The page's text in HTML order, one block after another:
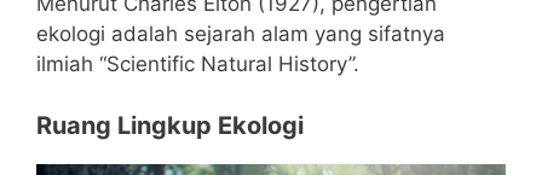
ekologi adalah sejarah alam yang sifatnya
ilmiah “Scientific Natural History”.
Ruang Lingkup Ekologi